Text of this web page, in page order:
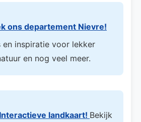
ons departement Nievre!
inspiratie voor lekker
en nog veel meer.
Interactieve landkaart! Bekijk